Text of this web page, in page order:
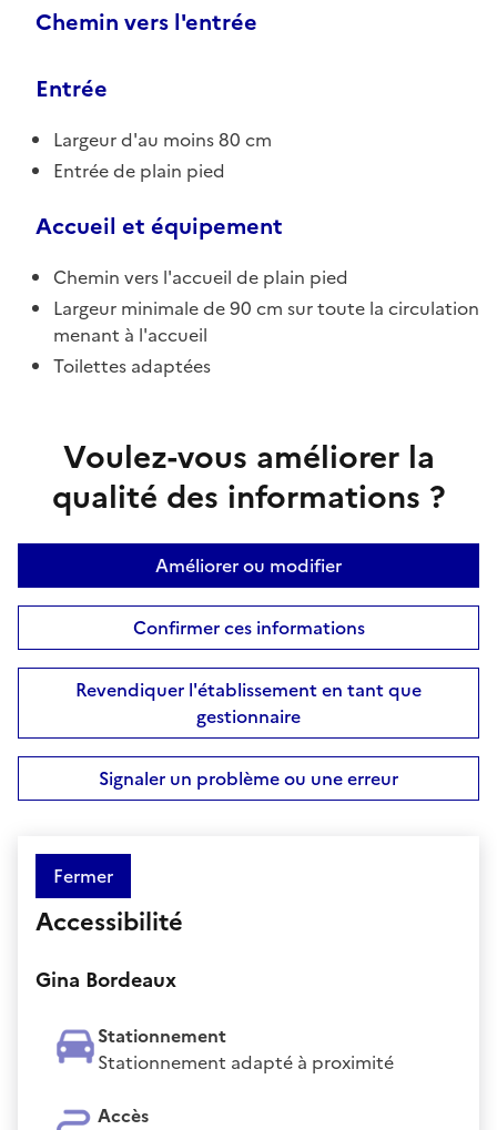
Chemin vers l'entrée
Entrée
Largeur d'au moins 80 cm
Entrée de plain pied
Accueil et équipement
Chemin vers l'accueil de plain pied
Largeur minimale de 90 cm sur toute la circulation
menant à l'accueil
Toilettes adaptées
Voulez-vous améliorer la
qualité des informations ?
Améliorer ou modifier
Confirmer ces informations
Revendiquer l'établissement en tant que
gestionnaire
Signaler un problème ou une erreur
Fermer
Accessibilité
Gina Bordeaux
Stationnement
Stationnement adapté à proximité
Accès